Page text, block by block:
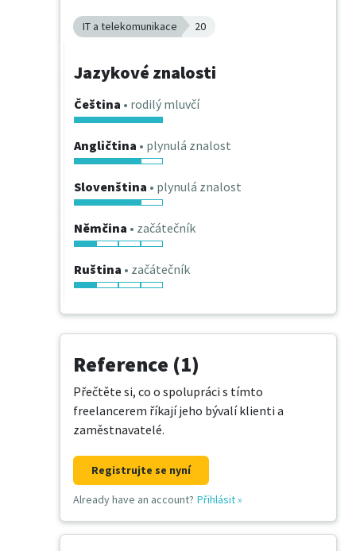
IT a telekomunikace 20
Jazykové znalosti
Čeština • rodilý mluvčí
Angličtina • plynulá znalost
Slovenština • plynulá znalost
Němčina • začátečník
Ruština • začátečník
Reference (1)
Přečtěte si, co o spolupráci s tímto
freelancerem říkají jeho bývalí klienti a
zaměstnavatelé.
Registrujte se nyní
Already have an account? Přihlásit»